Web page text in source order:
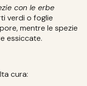
con le erbe
verdi o foglie
mentre le spezie
essiccate.
cura: